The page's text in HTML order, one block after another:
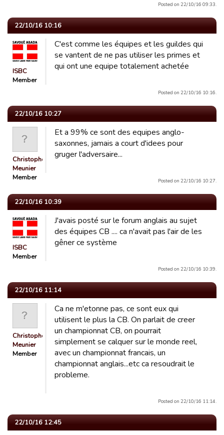
Posted on 22/10/16 09:33.
22/10/16 10:16
ISBC
Member
C'est comme les équipes et les guildes qui
se vantent de ne pas utiliser les primes et
qui ont une equipe totalement achetée
Posted on 22/10/16 10:16.
22/10/16 10:27
Christophe
Meunier
Member
Et a 99% ce sont des equipes anglo-
saxonnes, jamais a court d'idees pour
gruger l'adversaire...
Posted on 22/10/16 10:27.
22/10/16 10:39
ISBC
Member
J'avais posté sur le forum anglais au sujet
des équipes CB .... ca n'avait pas l'air de les
gêner ce système
Posted on 22/10/16 10:39.
22/10/16 11:14
Christophe
Meunier
Member
Ca ne m'etonne pas, ce sont eux qui
utilisent le plus la CB. On parlait de creer
un championnat CB, on pourrait
simplement se calquer sur le monde reel,
avec un championnat francais, un
championnat anglais...etc ca resoudrait le
probleme.
Posted on 22/10/16 11:14.
22/10/16 12:45